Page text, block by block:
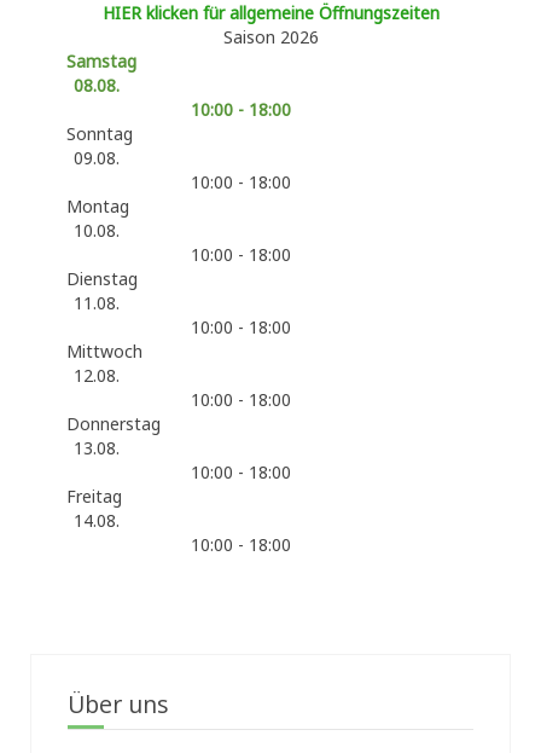
HIER klicken für allgemeine Öffnungszeiten
Saison 2026
Samstag
08.08.
10:00 - 18:00
Sonntag
09.08.
10:00 - 18:00
Montag
10.08.
10:00 - 18:00
Dienstag
11.08.
10:00 - 18:00
Mittwoch
12.08.
10:00 - 18:00
Donnerstag
13.08.
10:00 - 18:00
Freitag
14.08.
10:00 - 18:00
Über uns